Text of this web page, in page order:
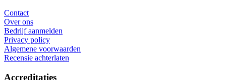
Contact
Over ons
Bedrijf aanmelden
Privacy policy
Algemene voorwaarden
Recensie achterlaten
Accreditaties